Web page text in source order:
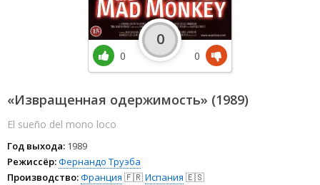
«Извращенная одержимость» (1989)
El sueño del mono loco
Год выхода: 1989
Режиссёр:Фернандо Труэба
Производство:Франция 🇫🇷Испания 🇪🇸
0
0
0